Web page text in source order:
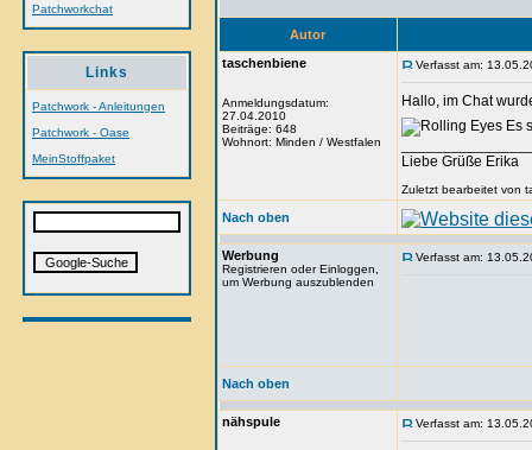
Patchworkchat
Links
Patchwork - Anleitungen
Patchwork - Oase
MeinStoffpaket
Autor
taschenbiene
Anmeldungsdatum:
27.04.2010
Beiträge: 648
Wohnort: Minden / Westfalen
Verfasst am:
Hallo, im Chat
Es
Liebe Grüße Erika
Zuletzt bearbeitet von
Nach oben
Werbung
Registrieren oder Einloggen,
um Werbung auszublenden
Verfasst am:
Nach oben
nähspule Verfasst am: